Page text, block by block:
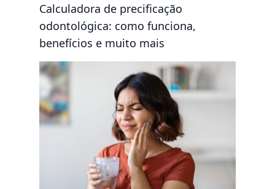
Calculadora de precificação
odontológica: como funciona,
benefícios e muito mais